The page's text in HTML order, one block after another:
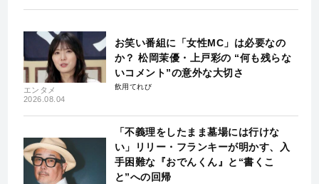
エンタメ
2026.08.04
お笑い番組に「女性MC」は必要なの
か？ 松岡茉優・上戸彩の “何も残らな
いコメント”の意外な大切さ
飲用てれび
「不義理をしたまま墓場には行けな
い」リリー・フランキーが明かす、入
手困難な『おでんくん』と“書くこ
と”への回帰